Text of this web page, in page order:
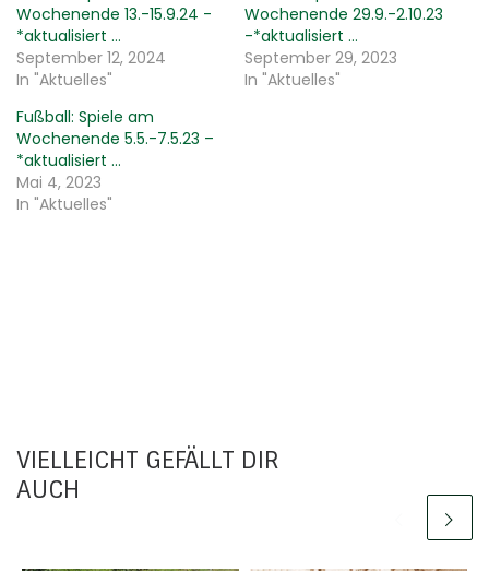
Wochenende 13.-15.9.24 -
*aktualisiert …
September 12, 2024
In "Aktuelles"
Wochenende 29.9.-2.10.23
-*aktualisiert …
September 29, 2023
In "Aktuelles"
Fußball: Spiele am
Wochenende 5.5.-7.5.23 –
*aktualisiert …
Mai 4, 2023
In "Aktuelles"
VIELLEICHT GEFÄLLT DIR
AUCH